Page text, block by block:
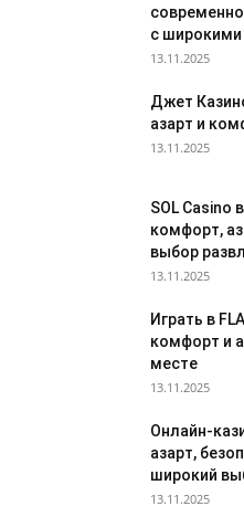
с
13.11.2025
Джет
азарт и
13.11.2025
SOL Casino
комфорт,
выбор
13.11.2025
Играть в
комфорт и
месте
13.11.2025
Онлайн-
азарт,
широкий
13.11.2025